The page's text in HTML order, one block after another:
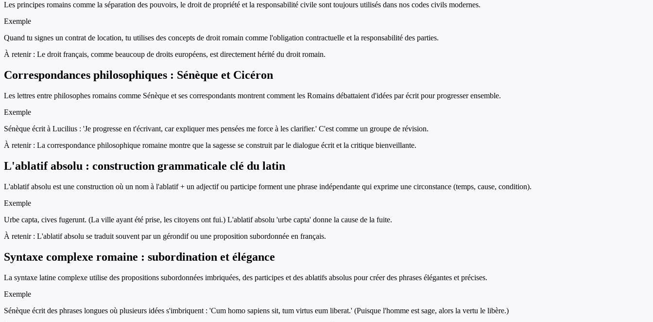
Les principes romains comme la séparation des pouvoirs, le droit de propriété et la responsabilité civile sont toujours utilisés dans nos codes civils modernes.
Exemple
Quand tu signes un contrat de location, tu utilises des concepts de droit romain comme l'obligation contractuelle et la responsabilité des parties.
À retenir : Le droit français, comme beaucoup de droits européens, est directement hérité du droit romain.
Correspondances philosophiques : Sénèque et Cicéron
Les lettres entre philosophes romains comme Sénèque et ses correspondants montrent comment les Romains débattaient d'idées par écrit pour progresser ensemble.
Exemple
Sénèque écrit à Lucilius : 'Je progresse en t'écrivant, car expliquer mes pensées me force à les clarifier.' C'est comme un groupe de révision.
À retenir : La correspondance philosophique romaine montre que la sagesse se construit par le dialogue écrit et la critique bienveillante.
L'ablatif absolu : construction grammaticale clé du latin
L'ablatif absolu est une construction où un nom à l'ablatif + un adjectif ou participe forment une phrase indépendante qui exprime une circonstance (temps, cause, condition).
Exemple
Urbe capta, cives fugerunt. (La ville ayant été prise, les citoyens ont fui.) L'ablatif absolu 'urbe capta' donne la cause de la fuite.
À retenir : L'ablatif absolu se traduit souvent par un gérondif ou une proposition subordonnée en français.
Syntaxe complexe romaine : subordination et élégance
La syntaxe latine complexe utilise des propositions subordonnées imbriquées, des participes et des ablatifs absolus pour créer des phrases élégantes et précises.
Exemple
Sénèque écrit des phrases longues où plusieurs idées s'imbriquent : 'Cum homo sapiens sit, tum virtus eum liberat.' (Puisque l'homme est sage, alors la vertu le libère.)